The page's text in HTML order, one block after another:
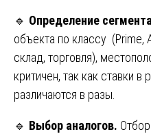
🔹 Определение
объекта по классу (Prime,
склад, торговля),
критичен, так как ставки в
различаются в разы.
🔹 Выбор аналогов.